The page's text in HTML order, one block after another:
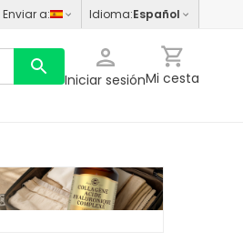
Enviar a: Idioma:Español
Iniciar sesiónMi cesta